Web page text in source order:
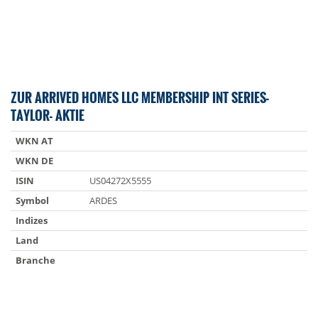
ZUR ARRIVED HOMES LLC MEMBERSHIP INT SERIES-
TAYLOR- AKTIE
WKN AT
WKN DE
ISIN
US04272X5555
Symbol
ARDES
Indizes
Land
Branche